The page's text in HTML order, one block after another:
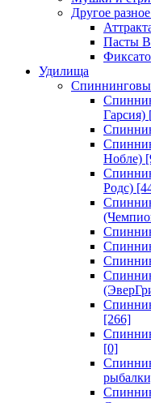
Другое разное
Пасты
Удилища
Гарсия)
Нобле)
Родс)
[266]
[0]